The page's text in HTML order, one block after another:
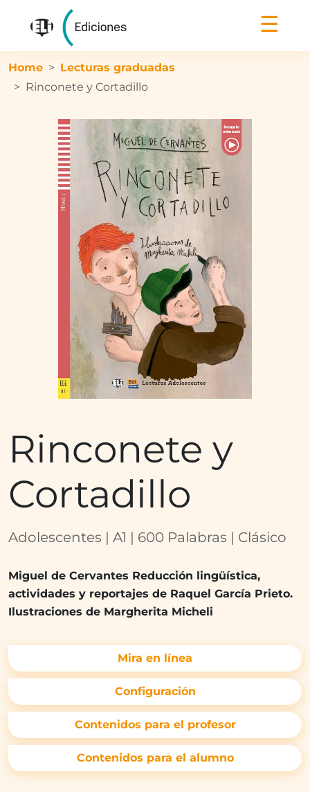
☰
Home
Lecturas graduadas
Rinconete y Cortadillo
Rinconete y
Cortadillo
Adolescentes | A1 | 600 Palabras | Clásico
Miguel de Cervantes Reducción lingüística,
actividades y reportajes de Raquel García Prieto.
Ilustraciones de Margherita Micheli
Mira en línea
Configuración
Contenidos para el profesor
Contenidos para el alumno